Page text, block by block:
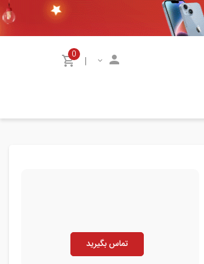
|
0
تماس بگیرید